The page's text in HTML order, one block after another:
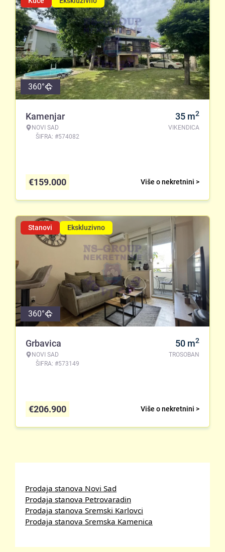
360°
Kamenjar
NOVI SAD
ŠIFRA: #574082
35 m2
VIKENDICA
Više o nekretnini >
€159.000
Stanovi Ekskluzivno
360°
Grbavica
NOVI SAD
ŠIFRA: #573149
50 m2
TROSOBAN
Više o nekretnini >
€206.900
Prodaja stanova Novi Sad
Prodaja stanova Petrovaradin
Prodaja stanova Sremski Karlovci
Prodaja stanova Sremska Kamenica